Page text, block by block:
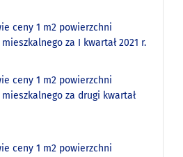
ceny 1 m2 powierzchni
za I kwartał 2021 r.
ceny 1 m2 powierzchni
za drugi kwartał
ceny 1 m2 powierzchni